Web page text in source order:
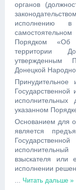
органов
исполнению
Порядком «Об
территории
утвержденным
Донецкой
Принудительное
Государственной
указанном
Основанием для
является
взыскателя или
исполнении
... Читать дальше »